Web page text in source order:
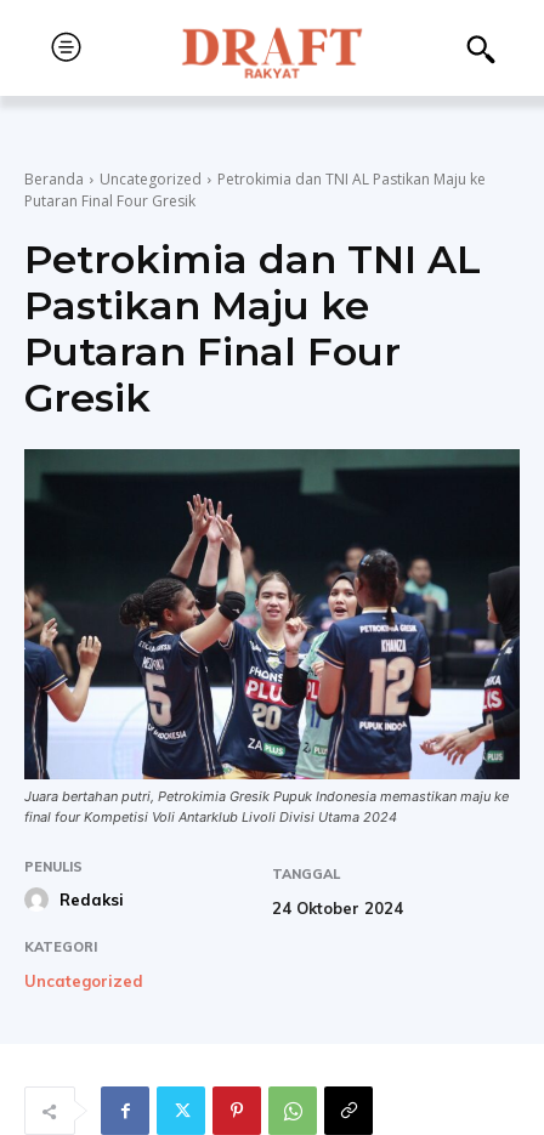
Beranda Uncategorized
Petrokimia dan TNI AL Pastikan Maju ke
Putaran Final Four Gresik
Petrokimia dan TNI AL
Pastikan Maju ke
Putaran Final Four
Gresik
Juara bertahan putri, Petrokimia Gresik Pupuk Indonesia memastikan maju ke
final four Kompetisi Voli Antarklub Livoli Divisi Utama 2024
PENULIS
Redaksi
TANGGAL
24 Oktober 2024
KATEGORI
Uncategorized